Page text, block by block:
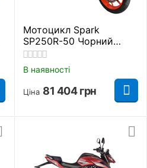
Мотоцикл Spark
SP250R-50 Чорний
Дорожній
В наявності
Ціна 81 404 грн